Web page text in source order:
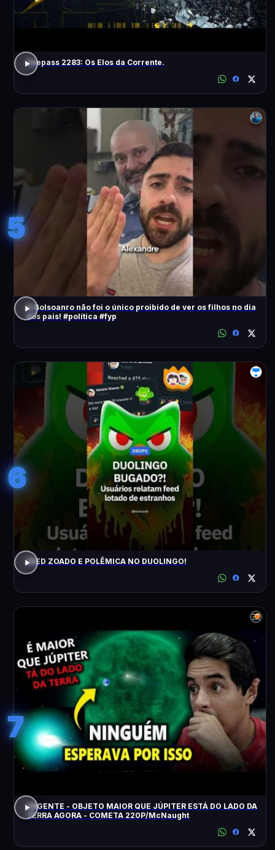
Voepass 2283: Os Elos da Corrente.
5
O Bolsoanro não foi o único proibido de ver os filhos no dia
dos pais! #política #fyp
6
FEED ZOADO E POLÊMICA NO DUOLINGO!
7
URGENTE - OBJETO MAIOR QUE JÚPITER ESTÁ DO LADO DA
TERRA AGORA - COMETA 220P/McNaught